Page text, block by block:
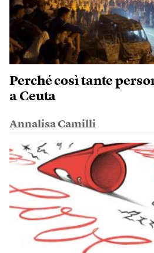
Perché così tante
a Ceuta
Annalisa Camilli